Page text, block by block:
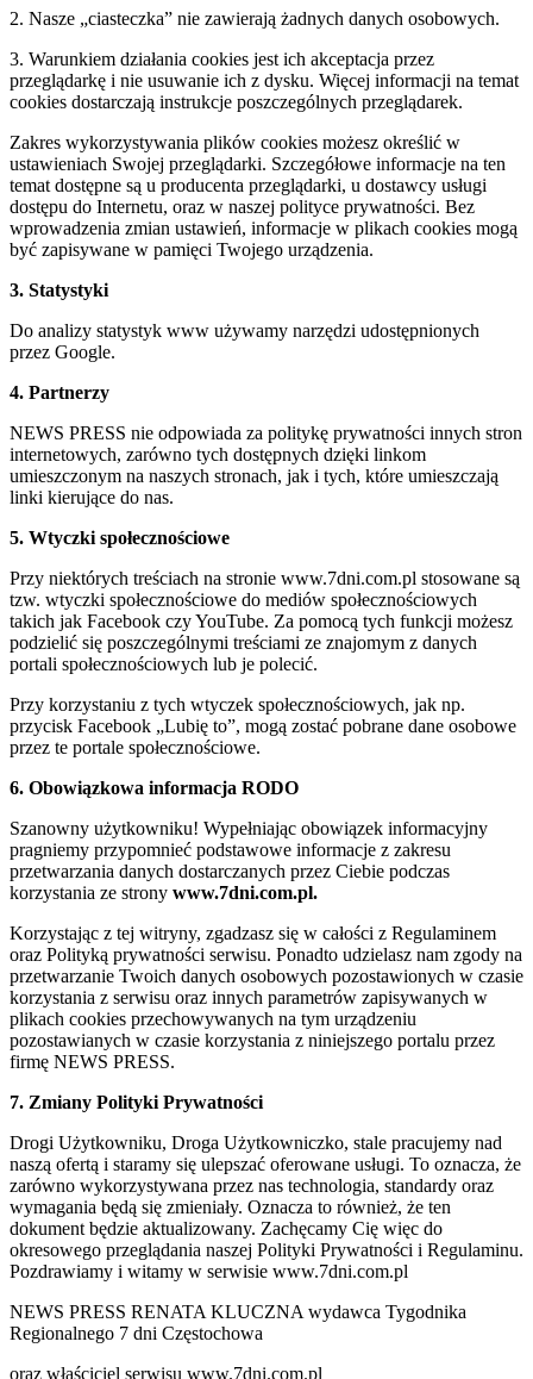
2. Nasze „ciasteczka” nie zawierają żadnych danych osobowych.
3. Warunkiem działania cookies jest ich akceptacja przez
przeglądarkę i nie usuwanie ich z dysku. Więcej informacji na temat
cookies dostarczają instrukcje poszczególnych przeglądarek.
Zakres wykorzystywania plików cookies możesz określić w
ustawieniach Swojej przeglądarki. Szczegółowe informacje na ten
temat dostępne są u producenta przeglądarki, u dostawcy usługi
dostępu do Internetu, oraz w naszej polityce prywatności. Bez
wprowadzenia zmian ustawień, informacje w plikach cookies mogą
być zapisywane w pamięci Twojego urządzenia.
3. Statystyki
Do analizy statystyk www używamy narzędzi udostępnionych
przez Google.
4. Partnerzy
NEWS PRESS nie odpowiada za politykę prywatności innych stron
internetowych, zarówno tych dostępnych dzięki linkom
umieszczonym na naszych stronach, jak i tych, które umieszczają
linki kierujące do nas.
5. Wtyczki społecznościowe
Przy niektórych treściach na stronie www.7dni.com.pl stosowane są
tzw. wtyczki społecznościowe do mediów społecznościowych
takich jak Facebook czy YouTube. Za pomocą tych funkcji możesz
podzielić się poszczególnymi treściami ze znajomym z danych
portali społecznościowych lub je polecić.
Przy korzystaniu z tych wtyczek społecznościowych, jak np.
przycisk Facebook „Lubię to”, mogą zostać pobrane dane osobowe
przez te portale społecznościowe.
6. Obowiązkowa informacja RODO
Szanowny użytkowniku! Wypełniając obowiązek informacyjny
pragniemy przypomnieć podstawowe informacje z zakresu
przetwarzania danych dostarczanych przez Ciebie podczas
korzystania ze strony www.7dni.com.pl.
Korzystając z tej witryny, zgadzasz się w całości z Regulaminem
oraz Polityką prywatności serwisu. Ponadto udzielasz nam zgody na
przetwarzanie Twoich danych osobowych pozostawionych w czasie
korzystania z serwisu oraz innych parametrów zapisywanych w
plikach cookies przechowywanych na tym urządzeniu
pozostawianych w czasie korzystania z niniejszego portalu przez
firmę NEWS PRESS.
7. Zmiany Polityki Prywatności
Drogi Użytkowniku, Droga Użytkowniczko, stale pracujemy nad
naszą ofertą i staramy się ulepszać oferowane usługi. To oznacza, że
zarówno wykorzystywana przez nas technologia, standardy oraz
wymagania będą się zmieniały. Oznacza to również, że ten
dokument będzie aktualizowany. Zachęcamy Cię więc do
okresowego przeglądania naszej Polityki Prywatności i Regulaminu.
Pozdrawiamy i witamy w serwisie www.7dni.com.pl
NEWS PRESS RENATA KLUCZNA wydawca Tygodnika
Regionalnego 7 dni Częstochowa
oraz właściciel serwisu www.7dni.com.pl